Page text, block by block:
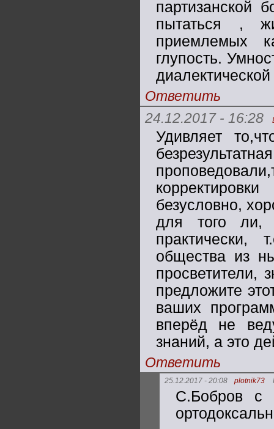
партизанской
пытаться ,
приемлемых
глупость.
Ответить
24.12.2017 - 16:28
Удивляет
безусловно,
для того ли,
практически,
общества из
просветители,
предложите
ваших
вперёд не
знаний, а это
Ответить
25.12.2017 - 20:08 plotnik73
С.Бобров с